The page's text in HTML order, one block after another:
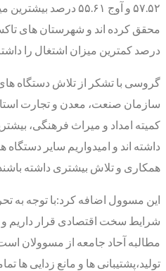
۵۷.۵۲ و آوج ۵۵.۶۱ درصد
درصد کمترین میزان اشتغال را
گروسی با تشکر از تلاش دستگاه
سازمان صنعت، معدن و تجارت
کمیته امداد و میراث فرهنگی،
داشته اند و امیدواریم سایر دستگاه
همکاری و تلاش بیشتری داشته
این مسوول اضافه کرد:با توجه به
شرایط سخت اقتصادی قرار داریم و
مطالبه آحاد جامعه از مسوولان
تولید،پشتیبانی ها و مانع زدایی ها